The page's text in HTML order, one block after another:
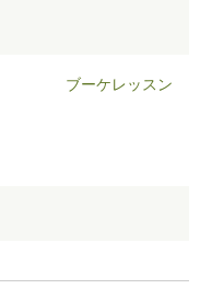
ブーケレッスン